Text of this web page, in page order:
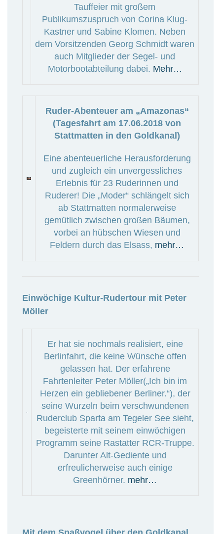
Tauffeier mit großem
Publikumszuspruch von Corina Klug-
Kastner und Sabine Klomen. Neben
dem Vorsitzenden Georg Schmidt waren
auch Mitglieder der Segel- und
Motorbootabteilung dabei. Mehr…
Ruder-Abenteuer am „Amazonas“
(Tagesfahrt am 17.06.2018 von
Stattmatten in den Goldkanal)
Eine abenteuerliche Herausforderung
und zugleich ein unvergessliches
Erlebnis für 23 Ruderinnen und
Ruderer! Die „Moder“ schlängelt sich
ab Stattmatten normalerweise
gemütlich zwischen großen Bäumen,
vorbei an hübschen Wiesen und
Feldern durch das Elsass, mehr…
Einwöchige Kultur-Rudertour mit Peter
Möller
Er hat sie nochmals realisiert, eine
Berlinfahrt, die keine Wünsche offen
gelassen hat. Der erfahrene
Fahrtenleiter Peter Möller(„Ich bin im
Herzen ein gebliebener Berliner.“), der
seine Wurzeln beim verschwundenen
Ruderclub Sparta am Tegeler See sieht,
begeisterte mit seinem einwöchigen
Programm seine Rastatter RCR-Truppe.
Darunter Alt-Gediente und
erfreulicherweise auch einige
Greenhörner. mehr…